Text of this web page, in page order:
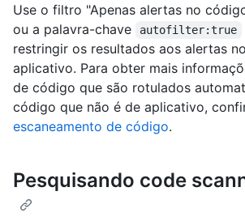
Use o filtro "Apenas alertas no
ou a palavra-chave
autofilter:true
restringir os resultados aos alertas
aplicativo. Para obter mais
de código que são rotulados
código que não é de aplicativo,
escaneamento de código.
Pesquisando code